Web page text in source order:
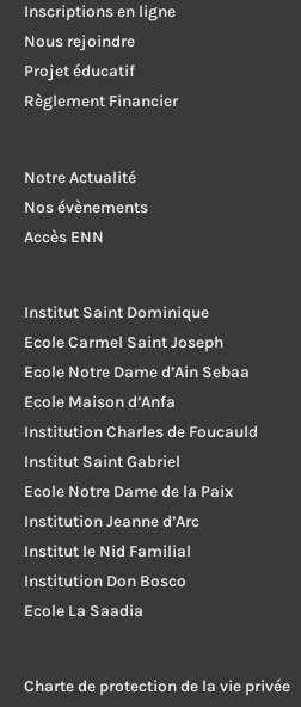
Inscriptions en ligne
Nous rejoindre
Projet éducatif
Règlement Financier
Notre Actualité
Nos évènements
Accès ENN
Institut Saint Dominique
Ecole Carmel Saint Joseph
Ecole Notre Dame d’Ain Sebaa
Ecole Maison d’Anfa
Institution Charles de Foucauld
Institut Saint Gabriel
Ecole Notre Dame de la Paix
Institution Jeanne d’Arc
Institut le Nid Familial
Institution Don Bosco
Ecole La Saadia
Charte de protection de la vie privée